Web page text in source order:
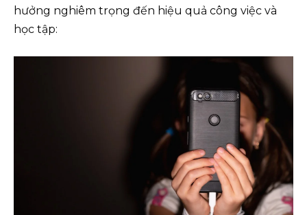
hưởng nghiêm trọng đến hiệu quả công việc và
học tập: